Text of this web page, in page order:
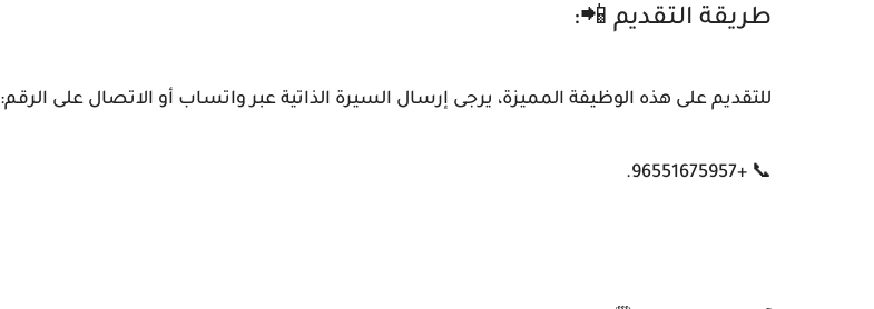
طريقة التقديم 📲:
للتقديم على هذه الوظيفة المميزة، يرجى إرسال السيرة الذاتية عبر واتساب أو الاتصال على الرقم:
📞 +96551675957.